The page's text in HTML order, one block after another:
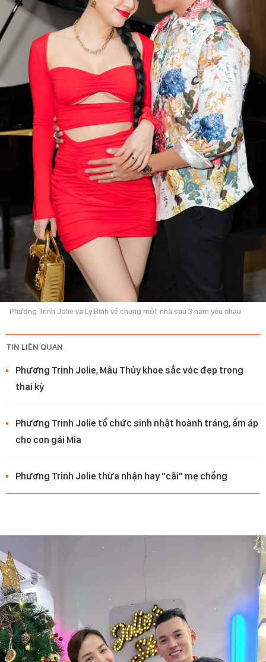
Phương Trinh Jolie và Lý Bình về chung một nhà sau 3 năm yêu nhau
TIN LIÊN QUAN
Phương Trinh Jolie, Mâu Thủy khoe sắc vóc đẹp trong
thai kỳ
Phương Trinh Jolie tổ chức sinh nhật hoành tráng, ấm áp
cho con gái Mia
Phương Trinh Jolie thừa nhận hay "cãi" mẹ chồng